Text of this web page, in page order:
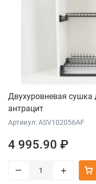
Двухуровневая
антрацит
Артикул: ASV102056AF
4 995.90 ₽
– +